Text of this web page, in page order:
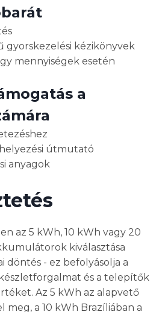
gyorskezelési kézikönyvek
mennyiségek esetén
a
útmutató
anyagok
az 5 kWh, 10 kWh vagy 20
kiválasztása
döntés - ez befolyásolja a
és a telepítők
Az 5 kWh az alapvető
a 10 kWh Brazíliában a